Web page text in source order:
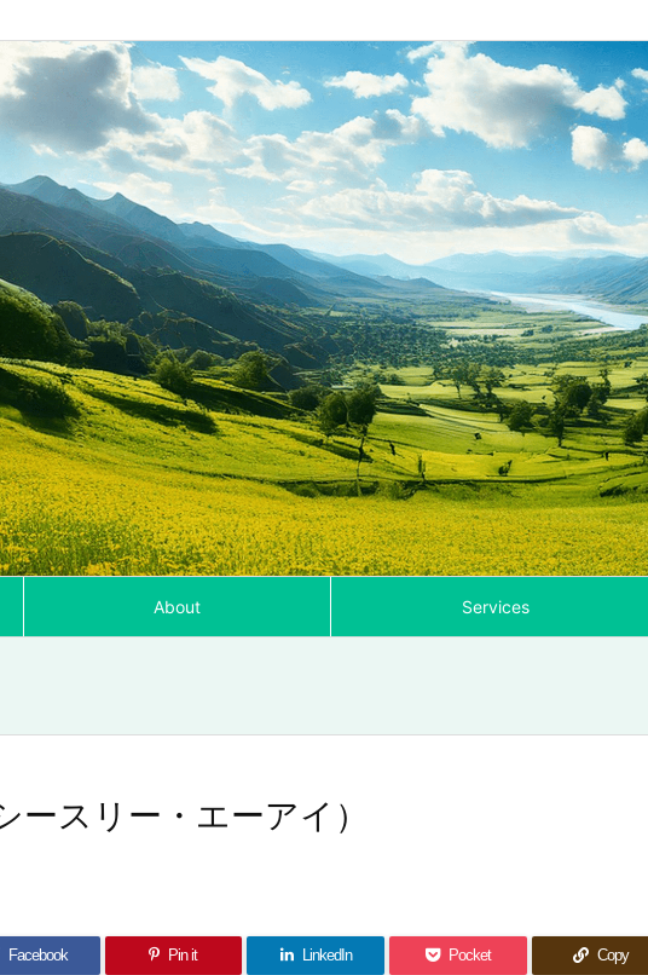
About Services
ースリー・エーアイ）
Facebook Pin it LinkedIn Pocket Copy